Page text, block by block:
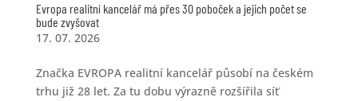
Evropa realitní kancelář má přes 30 poboček a jejich počet se
bude zvyšovat
17. 07. 2026
Značka EVROPA realitní kancelář působí na českém
trhu již 28 let. Za tu dobu výrazně rozšířila síť